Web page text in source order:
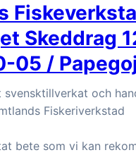
Skeddrag
05 /
och
Fiskeriverkstad
bete som vi kan